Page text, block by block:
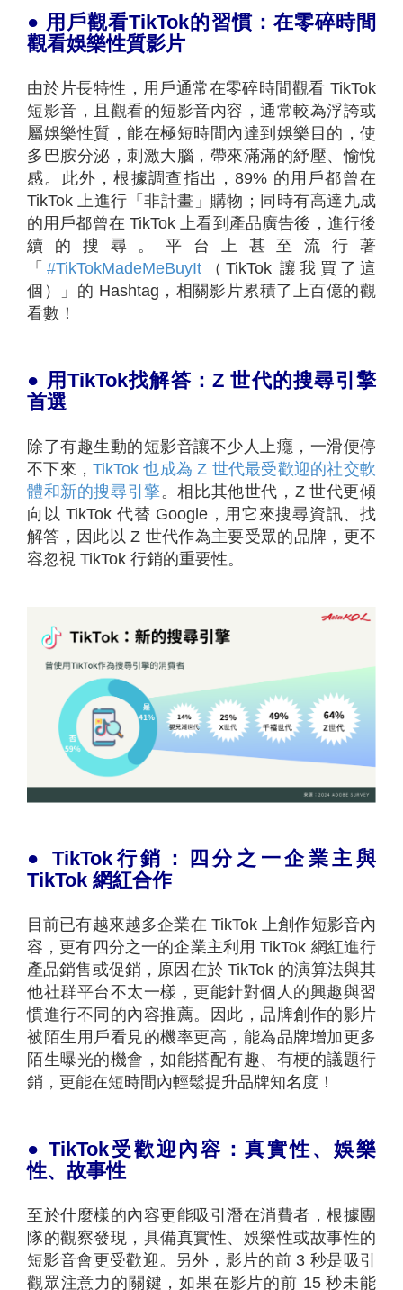
● 用戶觀看TikTok的習慣：在零碎時間
觀看娛樂性質影片
由於片長特性，用戶通常在零碎時間觀看 TikTok
短影音，且觀看的短影音內容，通常較為浮誇或
屬娛樂性質，能在極短時間內達到娛樂目的，使
多巴胺分泌，刺激大腦，帶來滿滿的紓壓、愉悅
感。此外，根據調查指出，89% 的用戶都曾在
TikTok 上進行「非計畫」購物；同時有高達九成
的用戶都曾在 TikTok 上看到產品廣告後，進行後
續的搜尋。平台上甚至流行著
「#TikTokMadeMeBuyIt （TikTok 讓我買了這
個）」的 Hashtag，相關影片累積了上百億的觀
看數！
● 用TikTok找解答：Z 世代的搜尋引擎
首選
除了有趣生動的短影音讓不少人上癮，一滑便停
不下來，TikTok 也成為 Z 世代最受歡迎的社交軟
體和新的搜尋引擎 。相比其他世代，Z 世代更傾
向以 TikTok 代替 Google，用它來搜尋資訊、找
解答，因此以 Z 世代作為主要受眾的品牌，更不
容忽視 TikTok 行銷的重要性。
●TikTok行銷：四分之一企業主與
TikTok 網紅合作
目前已有越來越多企業在 TikTok 上創作短影音內
容，更有四分之一的企業主利用 TikTok 網紅進行
產品銷售或促銷，原因在於 TikTok 的演算法與其
他社群平台不太一樣，更能針對個人的興趣與習
慣進行不同的內容推薦。因此，品牌創作的影片
被陌生用戶看見的機率更高，能為品牌增加更多
陌生曝光的機會，如能搭配有趣、有梗的議題行
銷，更能在短時間內輕鬆提升品牌知名度！
●TikTok受歡迎內容：真實性、娛樂
性、故事性
至於什麼樣的內容更能吸引潛在消費者，根據團
隊的觀察發現，具備真實性、娛樂性或故事性的
短影音會更受歡迎。另外，影片的前 3 秒是吸引
觀眾注意力的關鍵，如果在影片的前 15 秒未能